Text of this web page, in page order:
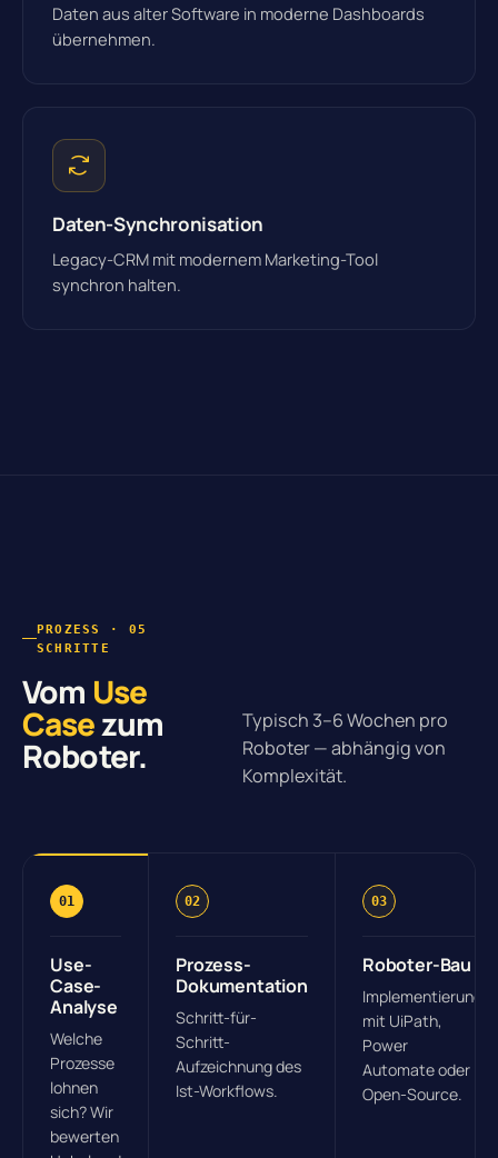
Daten aus alter Software in moderne Dashboards
übernehmen.
Daten-Synchronisation
Legacy-CRM mit modernem Marketing-Tool
synchron halten.
PROZESS · 05
SCHRITTE
Vom Use
Casezum
Roboter.
Typisch 3–6 Wochen pro
Roboter — abhängig von
Komplexität.
01
Use-
Case-
Analyse
Welche
Prozesse
lohnen
sich? Wir
bewerten
02
Prozess-
Dokumentation
Schritt-für-
Schritt-
Aufzeichnung des
Ist-Workflows.
03
Roboter-Bau
Implementierung
mit UiPath,
Power
Automate oder
Open-Source.